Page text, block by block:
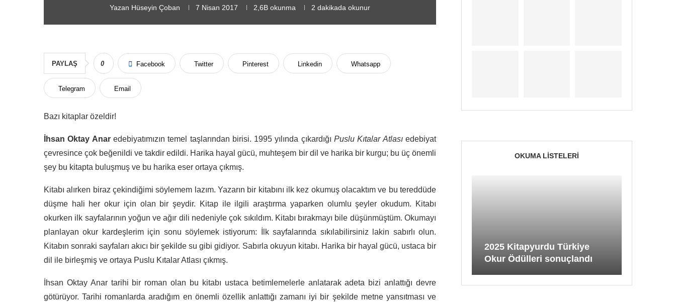
Yazan Hüseyin Çoban 7 Nisan 2017 2,6Bokunma 2 dakikada okunur
PAYLAŞ 0 Facebook Twitter Pinterest Linkedin Whatsapp
Telegram Email
Bazı kitaplar özeldir!
İhsan Oktay Anaredebiyatımızın temel taşlarından birisi. 1995 yılında çıkardığıPuslu Kıtalar Atlasıedebiyat
çevresince çok beğenildi ve takdir edildi. Harika hayal gücü, muhteşem bir dil ve harika bir kurgu; bu üç önemli
şey bu kitapta buluşmuş ve bu harika eser ortaya çıkmış.
Kitabı alırken biraz çekindiğimi söylemem lazım. Yazarın bir kitabını ilk kez okumuş olacaktım ve bu tereddüde
düşme hali her okur için olan bir şeydir. Kitap ile ilgili araştırma yaparken olumlu şeyler okudum. Kitabı
okurken ilk sayfalarının yoğun ve ağır dili nedeniyle çok sıkıldım. Kitabı bırakmayı bile düşünmüştüm. Okumayı
planlayan okur kardeşlerim için sonu söylemek istiyorum: İlk sayfalarında sıkılabilirsiniz lakin sabırlı olun.
Kitabın sonraki sayfaları akıcı bir şekilde su gibi gidiyor. Sabırla okuyun kitabı. Harika bir hayal gücü, ustaca bir
dil ile birleşmiş ve ortaya Puslu Kıtalar Atlası çıkmış.
İhsan Oktay Anar tarihi bir roman olan bu kitabı ustaca betimlemelerle anlatarak adeta bizi anlattığı devre
götürüyor. Tarihi romanlarda aradığım en önemli özellik anlattığı zamanı iyi bir şekilde metne yansıtması ve
OKUMA LISTELERI
2025 Kitapyurdu Türkiye
Okur Ödülleri sonuçlandı